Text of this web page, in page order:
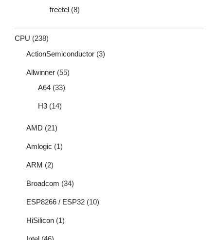
freetel (8)
CPU (238)
ActionSemiconductor (3)
Allwinner (55)
A64 (33)
H3 (14)
AMD (21)
Amlogic (1)
ARM (2)
Broadcom (34)
ESP8266 / ESP32 (10)
HiSilicon (1)